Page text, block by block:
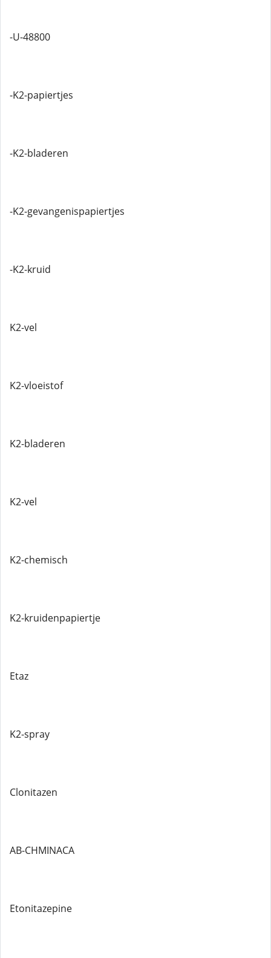
-U-48800
-K2-papiertjes
-K2-bladeren
-K2-gevangenispapiertjes
-K2-kruid
K2-vel
K2-vloeistof
K2-bladeren
K2-vel
K2-chemisch
K2-kruidenpapiertje
Etaz
K2-spray
Clonitazen
AB-CHMINACA
Etonitazepine